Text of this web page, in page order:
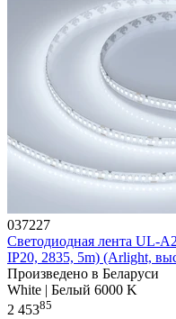
037227
Светодиодная лента UL-
IP20, 2835, 5m) (Arlight,
Произведено в Беларуси
White | Белый 6000 K
2 45385